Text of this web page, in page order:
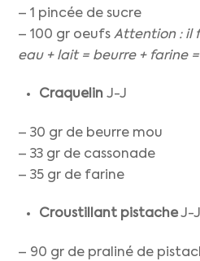
– 1 pincée de sucre
– 100 gr oeufsAttention : il
eau + lait = beurre + farine
Craquelin J-J
– 30 gr de beurre mou
– 33 gr de cassonade
– 35 gr de farine
Croustillant pistacheJ-J
– 90 gr de praliné de